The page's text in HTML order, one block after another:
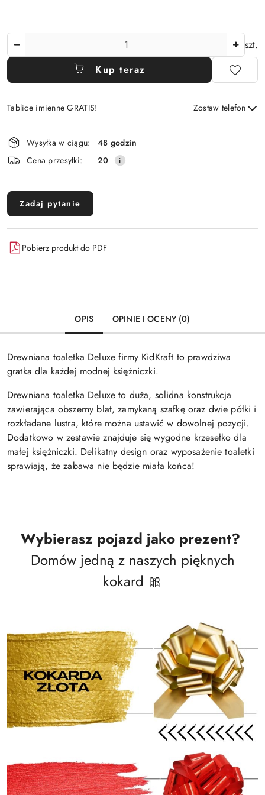
szt.
Kup teraz
Tablice imienne GRATIS! Zostaw telefon
Wyślij
Dostępność
i
dostawa
Wysyłka w ciągu:
48 godzin
Cena przesyłki:
20
Zadaj pytanie
Pobierz produkt do PDF
OPIS OPINIE I OCENY (0)
Drewniana toaletka Deluxe firmy KidKraft to prawdziwa
gratka dla każdej modnej księżniczki.
Drewniana toaletka Deluxe to duża, solidna konstrukcja
zawierająca obszerny blat, zamykaną szafkę oraz dwie półki i
rozkładane lustra, które można ustawić w dowolnej pozycji.
Dodatkowo w zestawie znajduje się wygodne krzesełko dla
małej księżniczki. Delikatny design oraz wyposażenie toaletki
sprawiają, że zabawa nie będzie miała końca!
Wybierasz pojazd jako prezent?
Domów jedną z naszych pięknych
kokard 🎀